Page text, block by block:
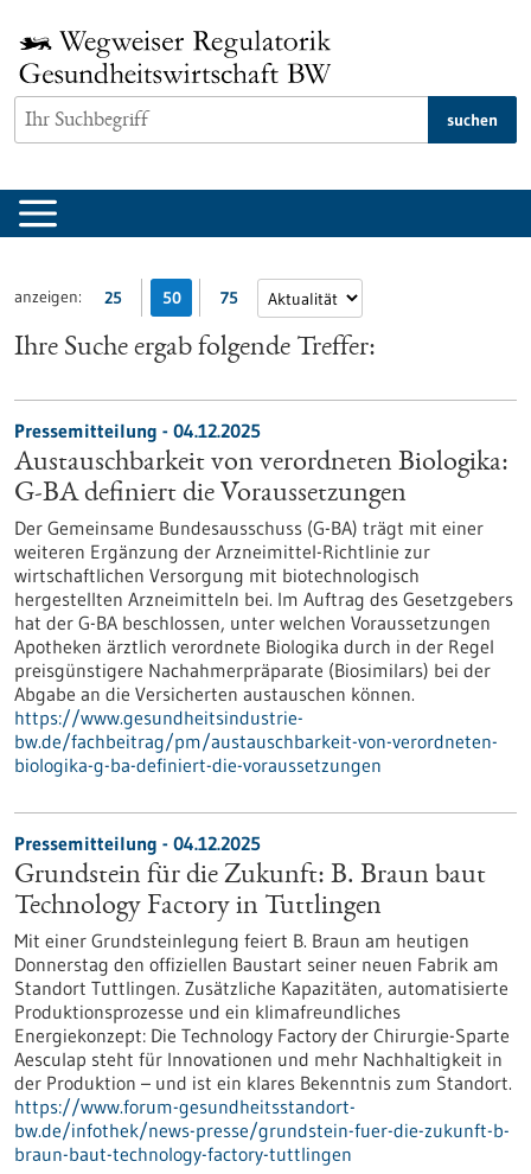
Inhalt
springen
suchen
anzeigen: 25 50 75
Ihre Suche ergab folgende Treffer:
Pressemitteilung - 04.12.2025
Austauschbarkeit von verordneten Biologika:
G-BA definiert die Voraussetzungen
Der Gemeinsame Bundesausschuss (G-BA) trägt mit einer
weiteren Ergänzung der Arzneimittel-Richtlinie zur
wirtschaftlichen Versorgung mit biotechnologisch
hergestellten Arzneimitteln bei. Im Auftrag des Gesetzgebers
hat der G-BA beschlossen, unter welchen Voraussetzungen
Apotheken ärztlich verordnete Biologika durch in der Regel
preisgünstigere Nachahmerpräparate (Biosimilars) bei der
Abgabe an die Versicherten austauschen können.
https://www.gesundheitsindustrie-
bw.de/fachbeitrag/pm/austauschbarkeit-von-verordneten-
biologika-g-ba-definiert-die-voraussetzungen
Pressemitteilung - 04.12.2025
Grundstein für die Zukunft: B. Braun baut
Technology Factory in Tuttlingen
Mit einer Grundsteinlegung feiert B. Braun am heutigen
Donnerstag den offiziellen Baustart seiner neuen Fabrik am
Standort Tuttlingen. Zusätzliche Kapazitäten, automatisierte
Produktionsprozesse und ein klimafreundliches
Energiekonzept: Die Technology Factory der Chirurgie-Sparte
Aesculap steht für Innovationen und mehr Nachhaltigkeit in
der Produktion – und ist ein klares Bekenntnis zum Standort.
https://www.forum-gesundheitsstandort-
bw.de/infothek/news-presse/grundstein-fuer-die-zukunft-b-
braun-baut-technology-factory-tuttlingen